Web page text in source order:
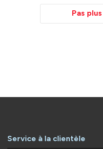
Pas
Service à la clientèle